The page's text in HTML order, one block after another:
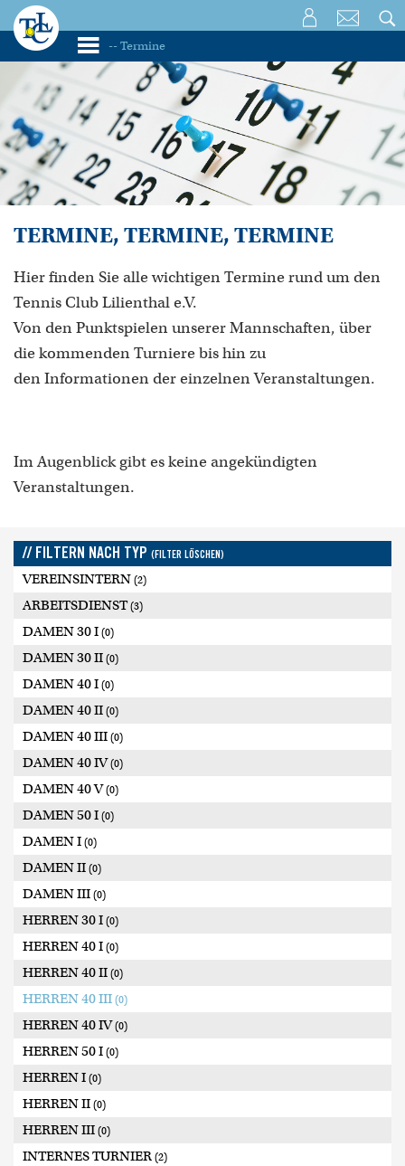
TERMINE, TERMINE, TERMINE
Hier finden Sie alle wichtigen Termine rund um den
Tennis Club Lilienthal e.V.
Von den Punktspielen unserer Mannschaften, über
die kommenden Turniere bis hin zu
den Informationen der einzelnen Veranstaltungen.
Im Augenblick gibt es keine angekündigten
Veranstaltungen.
// FILTERN NACH TYP (FILTER LÖSCHEN)
VEREINSINTERN (2)
ARBEITSDIENST(3)
DAMEN 30 I (0)
DAMEN 30 II (0)
DAMEN 40 I (0)
DAMEN 40 II (0)
DAMEN 40 III (0)
DAMEN 40 IV(0)
DAMEN 40 V(0)
DAMEN 50 I (0)
DAMEN I (0)
DAMEN II (0)
DAMEN III (0)
HERREN 30 I (0)
HERREN 40 I (0)
HERREN 40 II (0)
HERREN 40 III (0)
HERREN 40 IV(0)
HERREN 50 I (0)
HERREN I (0)
HERREN II (0)
HERREN III (0)
INTERNES TURNIER (2)